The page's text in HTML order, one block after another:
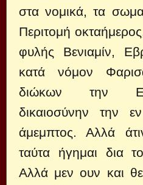
στα νομικά, τα
Περιτομή
φυλής Βενιαμίν,
κατά νόμον
διώκων την
δικαιοσύνην την
άμεμπτος. Αλλά
ταύτα ήγημαι δια
Αλλά μεν ουν και